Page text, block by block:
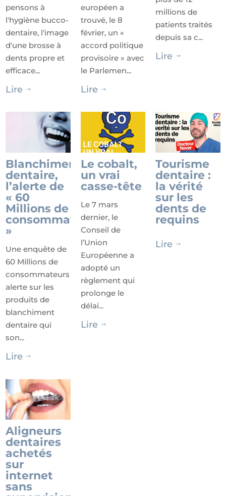
pensons à
l'hygiène bucco-
dentaire, l'image
d'une brosse à
dents propre et
efficace...
Lire $
européen a
trouvé, le 8
février, un «
accord politique
provisoire » avec
le Parlemen...
Lire $
millions de
patients traités
depuis sa c...
Lire $
Blanchiment
dentaire,
l’alerte de
« 60
Millions de
consommateurs
»
Une enquête de
60 Millions de
consommateurs
alerte sur les
produits de
blanchiment
dentaire qui
son...
Lire $
Le cobalt,
un vrai
casse-tête
Le 7 mars
dernier, le
Conseil de
l’Union
Européenne a
adopté un
règlement qui
prolonge le
délai...
Lire $
Tourisme
dentaire :
la vérité
sur les
dents de
requins
Lire $
Aligneurs
dentaires
achetés
sur
internet
sans